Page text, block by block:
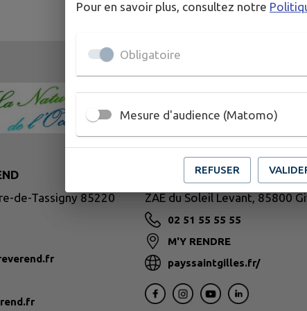
de-Tassigny 85220
PAYS DE SAINT-GILLES-
ZAE du Soleil Levant, 85800
02 51 55 55 55
M'Y RENDRE
payssaintgilles.fr/
Pour en savoir plus, consultez notre
Obligatoire
Mesure d'audience (Matomo)
REFUSER